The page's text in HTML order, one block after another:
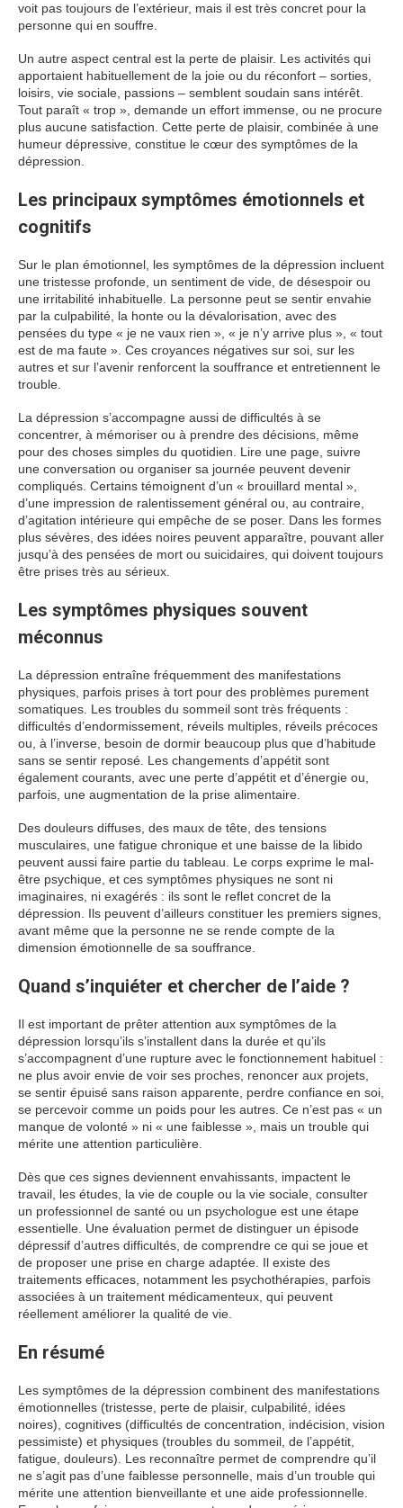
voit pas toujours de l’extérieur, mais il est très concret pour la
personne qui en souffre.
Un autre aspect central est la perte de plaisir. Les activités qui
apportaient habituellement de la joie ou du réconfort – sorties,
loisirs, vie sociale, passions – semblent soudain sans intérêt.
Tout paraît « trop », demande un effort immense, ou ne procure
plus aucune satisfaction. Cette perte de plaisir, combinée à une
humeur dépressive, constitue le cœur des symptômes de la
dépression.
Les principaux symptômes émotionnels et
cognitifs
Sur le plan émotionnel, les symptômes de la dépression incluent
une tristesse profonde, un sentiment de vide, de désespoir ou
une irritabilité inhabituelle. La personne peut se sentir envahie
par la culpabilité, la honte ou la dévalorisation, avec des
pensées du type « je ne vaux rien », « je n’y arrive plus », « tout
est de ma faute ». Ces croyances négatives sur soi, sur les
autres et sur l’avenir renforcent la souffrance et entretiennent le
trouble.
La dépression s’accompagne aussi de difficultés à se
concentrer, à mémoriser ou à prendre des décisions, même
pour des choses simples du quotidien. Lire une page, suivre
une conversation ou organiser sa journée peuvent devenir
compliqués. Certains témoignent d’un « brouillard mental »,
d’une impression de ralentissement général ou, au contraire,
d’agitation intérieure qui empêche de se poser. Dans les formes
plus sévères, des idées noires peuvent apparaître, pouvant aller
jusqu’à des pensées de mort ou suicidaires, qui doivent toujours
être prises très au sérieux.
Les symptômes physiques souvent
méconnus
La dépression entraîne fréquemment des manifestations
physiques, parfois prises à tort pour des problèmes purement
somatiques. Les troubles du sommeil sont très fréquents :
difficultés d’endormissement, réveils multiples, réveils précoces
ou, à l’inverse, besoin de dormir beaucoup plus que d’habitude
sans se sentir reposé. Les changements d’appétit sont
également courants, avec une perte d’appétit et d’énergie ou,
parfois, une augmentation de la prise alimentaire.
Des douleurs diffuses, des maux de tête, des tensions
musculaires, une fatigue chronique et une baisse de la libido
peuvent aussi faire partie du tableau. Le corps exprime le mal-
être psychique, et ces symptômes physiques ne sont ni
imaginaires, ni exagérés : ils sont le reflet concret de la
dépression. Ils peuvent d’ailleurs constituer les premiers signes,
avant même que la personne ne se rende compte de la
dimension émotionnelle de sa souffrance.
Quand s’inquiéter et chercher de l’aide ?
Il est important de prêter attention aux symptômes de la
dépression lorsqu’ils s’installent dans la durée et qu’ils
s’accompagnent d’une rupture avec le fonctionnement habituel :
ne plus avoir envie de voir ses proches, renoncer aux projets,
se sentir épuisé sans raison apparente, perdre confiance en soi,
se percevoir comme un poids pour les autres. Ce n’est pas « un
manque de volonté » ni « une faiblesse », mais un trouble qui
mérite une attention particulière.
Dès que ces signes deviennent envahissants, impactent le
travail, les études, la vie de couple ou la vie sociale, consulter
un professionnel de santé ou un psychologue est une étape
essentielle. Une évaluation permet de distinguer un épisode
dépressif d’autres difficultés, de comprendre ce qui se joue et
de proposer une prise en charge adaptée. Il existe des
traitements efficaces, notamment les psychothérapies, parfois
associées à un traitement médicamenteux, qui peuvent
réellement améliorer la qualité de vie.
En résumé
Les symptômes de la dépression combinent des manifestations
émotionnelles (tristesse, perte de plaisir, culpabilité, idées
noires), cognitives (difficultés de concentration, indécision, vision
pessimiste) et physiques (troubles du sommeil, de l’appétit,
fatigue, douleurs). Les reconnaître permet de comprendre qu’il
ne s’agit pas d’une faiblesse personnelle, mais d’un trouble qui
mérite une attention bienveillante et une aide professionnelle.